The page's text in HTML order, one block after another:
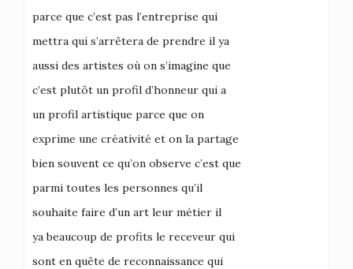
parce que c’est pas l’entreprise qui
mettra qui s’arrêtera de prendre il ya
aussi des artistes où on s’imagine que
c’est plutôt un profil d’honneur qui a
un profil artistique parce que on
exprime une créativité et on la partage
bien souvent ce qu’on observe c’est que
parmi toutes les personnes qu’il
souhaite faire d’un art leur métier il
ya beaucoup de profits le receveur qui
sont en quête de reconnaissance qui